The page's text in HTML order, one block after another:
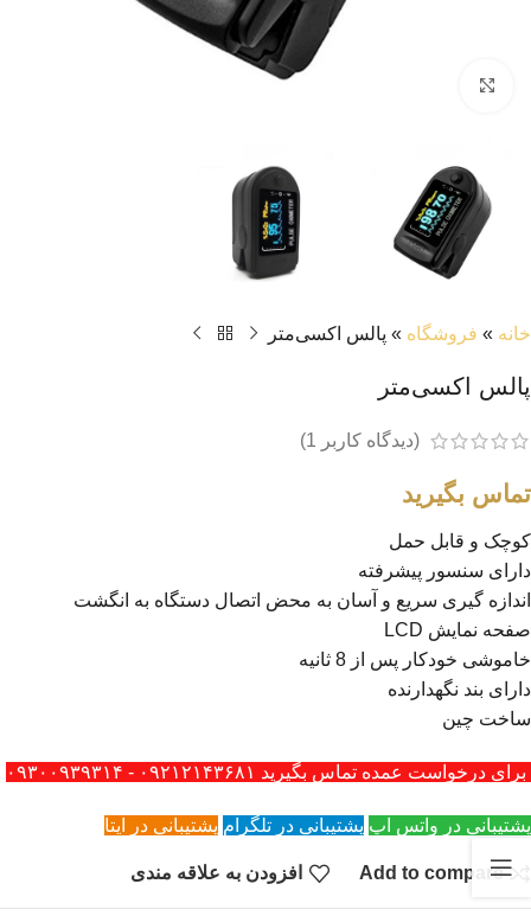
خانه » فروشگاه » پالس اکسی‌متر
پالس اکسی‌متر
(دیدگاه کاربر 1
)
تماس بگیرید
کوچک و قابل حمل
دارای سنسور پیشرفته
اندازه گیری سریع و آسان به محض اتصال دستگاه به انگشت
صفحه نمایش LCD
خاموشی خودکار پس از 8 ثانیه
دارای بند نگهدارنده
ساخت چین
برای درخواست عمده تماس بگیرید ۰۹۲۱۲۱۴۳۶۸۱ - ۰۹۳۰۰۹۳۹۳۱۴
پشتیبانی در واتس اپ پشتیبانی در تلگرام پشتیبانی در ایتا
Add to compare افزودن به علاقه مندی